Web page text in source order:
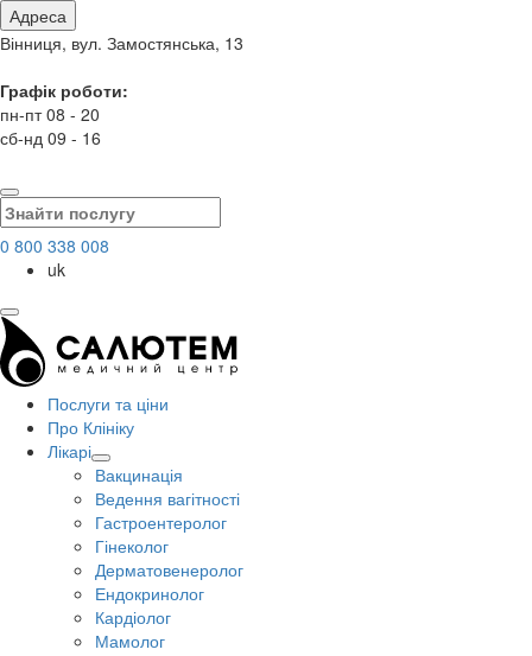
Адреса
Вінниця, вул. Замостянська, 13
Графік роботи:
пн-пт 08 - 20
сб-нд 09 - 16
0 800 338 008
uk
Послуги та ціни
Про Клініку
Лікарі
Вакцинація
Ведення вагітності
Гастроентеролог
Гінеколог
Дерматовенеролог
Ендокринолог
Кардіолог
Мамолог